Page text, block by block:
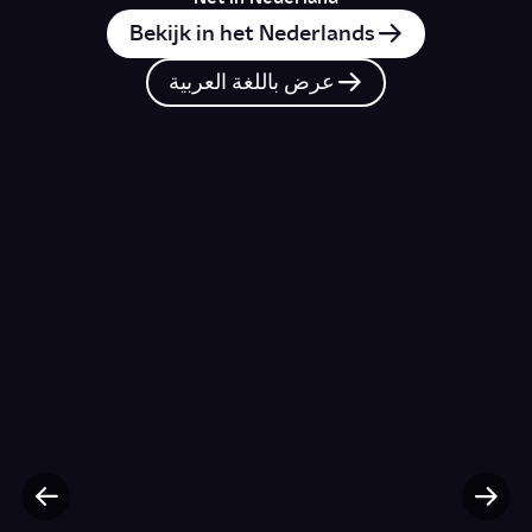
Bekijk in het Nederlands
عرض باللغة العربية